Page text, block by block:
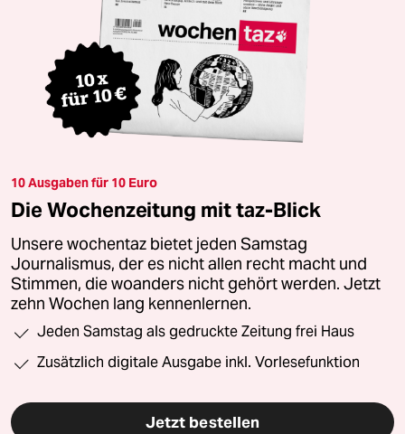
10 Ausgaben für 10 Euro
Die Wochenzeitung mit taz-Blick
Unsere wochentaz bietet jeden Samstag
Journalismus, der es nicht allen recht macht und
Stimmen, die woanders nicht gehört werden. Jetzt
zehn Wochen lang kennenlernen.
Jeden Samstag als gedruckte Zeitung frei Haus
Zusätzlich digitale Ausgabe inkl. Vorlesefunktion
Jetzt bestellen